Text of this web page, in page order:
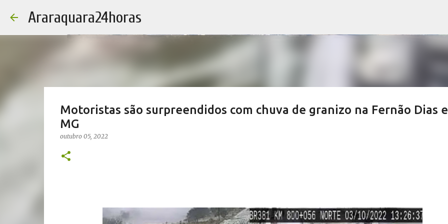
Araraquara24horas
Motoristas são surpreendidos com chuva de granizo na Fernão Dias
MG
outubro 05, 2022